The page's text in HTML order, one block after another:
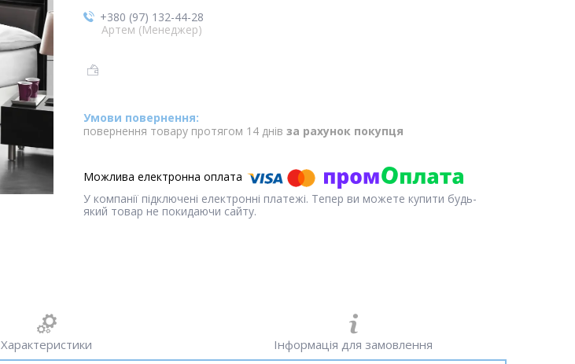
+380 (97) 132-44-28
Артем (Менеджер)
повернення товару протягом 14 днів за рахунок покупця
У компанії підключені електронні платежі. Тепер ви можете купити будь-
який товар не покидаючи сайту.
Характеристики Інформація для замовлення